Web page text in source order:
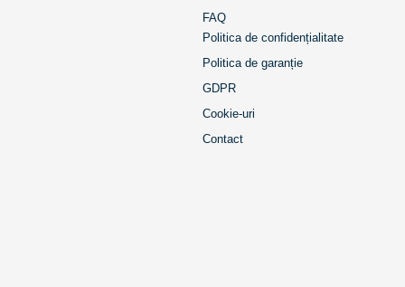
FAQ
Politica de confidențialitate
Politica de garanție
GDPR
Cookie-uri
Contact